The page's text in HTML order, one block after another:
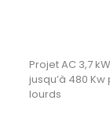
Projet AC 3,7
jusqu’à 480
lourds